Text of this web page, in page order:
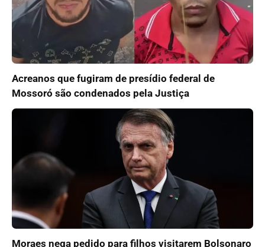
Acreanos que fugiram de presídio federal de
Mossoró são condenados pela Justiça
Moraes nega pedido para filhos visitarem Bolsonaro